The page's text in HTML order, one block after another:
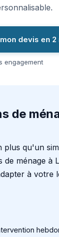
devis en 2
engagement
de
plus qu'un
de ménage à
à votre